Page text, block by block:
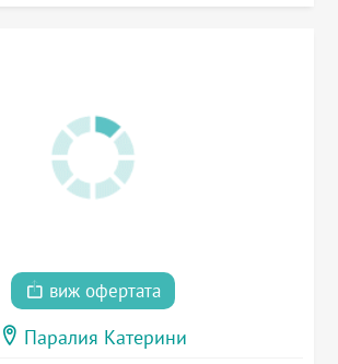
виж офертата
Паралия Катерини